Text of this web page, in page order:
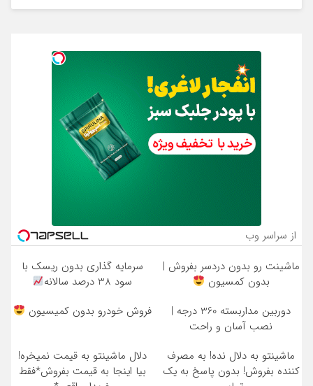
از سراسر وب
ماشینت رو بدون دردسر بفروش |
بدون کمسیون
سرمایه گذاری بدون ریسک با
سود 38 درصد سالانه
دوربین مداربسته 360 درجه |
نصب آسان و راحت
فروش خودرو بدون کمیسیون
ماشینتو به دلال نده! به مصرف
کننده بفروش! بدون پاسخ به یک
دلال ماشینتو به قیمت نمیخره!
بیا اینجا به قیمت بفروش*فقط